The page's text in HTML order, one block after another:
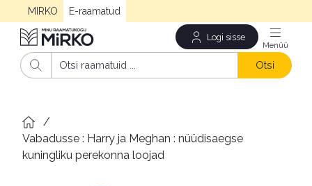
MIRKO E-raamatud
Logi sisse
Otsi
/
Vabadusse : Harry ja Meghan : nüüdisaegse
kuningliku perekonna loojad